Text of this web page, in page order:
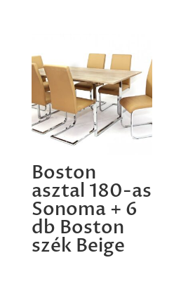
Boston
asztal 180-as
Sonoma + 6
db Boston
szék Beige